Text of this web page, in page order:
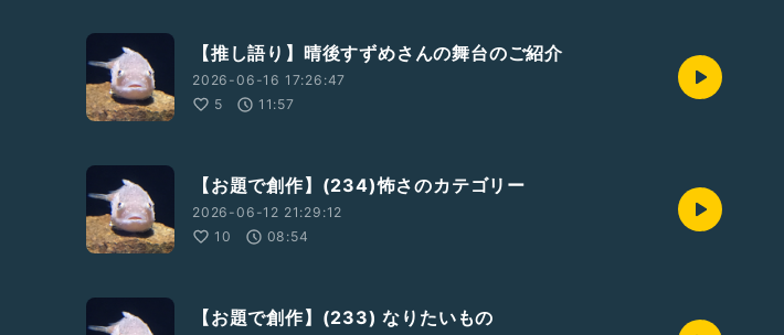
【推し語り】晴後すずめさんの舞台のご紹介
2026-06-16 17:26:47
5
11:57
【お題で創作】(234)怖さのカテゴリー
2026-06-12 21:29:12
10
08:54
【お題で創作】(233) なりたいもの